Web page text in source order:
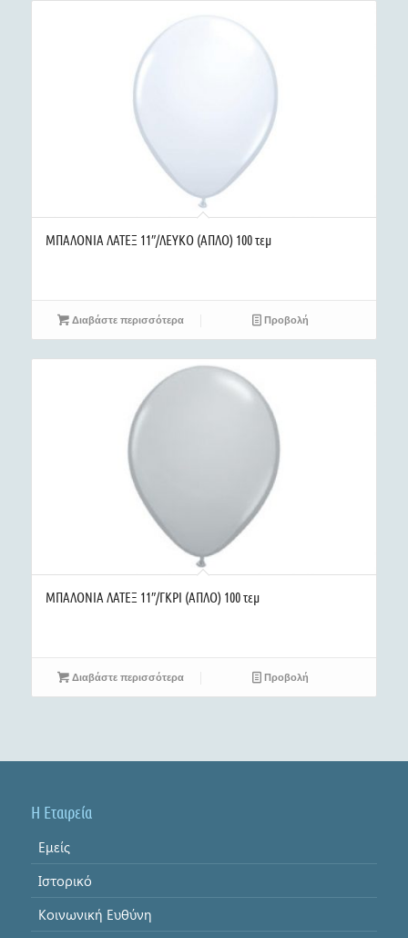
ΜΠΑΛΟΝΙΑ ΛΑΤΕΞ 11″/ΛΕΥΚΟ (ΑΠΛΟ) 100 τεμ
Διαβάστε περισσότερα Προβολή
ΜΠΑΛΟΝΙΑ ΛΑΤΕΞ 11″/ΓΚΡΙ (ΑΠΛΟ) 100 τεμ
Διαβάστε περισσότερα Προβολή
Η Εταιρεία
Εμείς
Ιστορικό
Κοινωνική Ευθύνη